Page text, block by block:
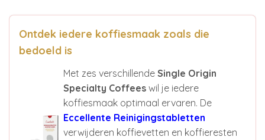
Ontdek iedere koffiesmaak zoals die
bedoeld is
Met zes verschillende Single Origin
Specialty Coffees wil je iedere
koffiesmaak optimaal ervaren. De
Eccellente Reinigingstabletten
verwijderen koffievetten en koffieresten